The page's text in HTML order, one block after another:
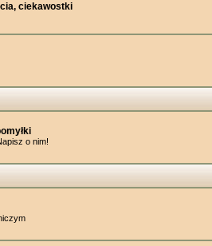
ciekawostki
o nim!